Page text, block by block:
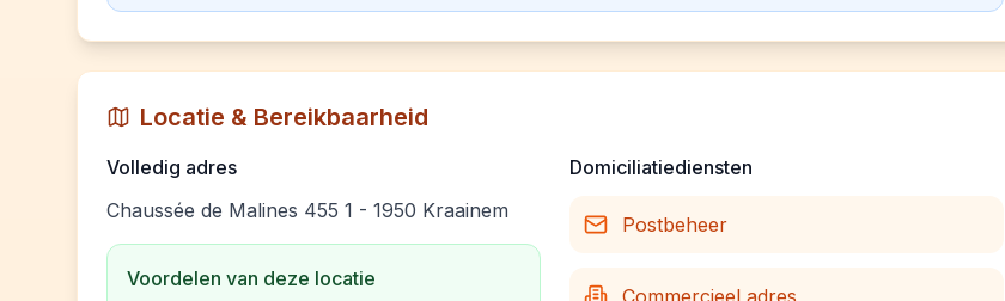
Locatie & Bereikbaarheid
Volledig adres
Chaussée de Malines 455 1 - 1950 Kraainem
Voordelen van deze locatie
Domiciliatiediensten
Postbeheer
Commercieel adres